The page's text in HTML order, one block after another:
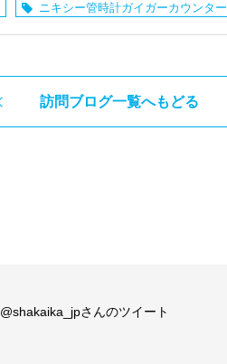
ニキシー管時計ガイガーカウンター
訪問ブログ一覧へもどる
@shakaika_jpさんのツイート